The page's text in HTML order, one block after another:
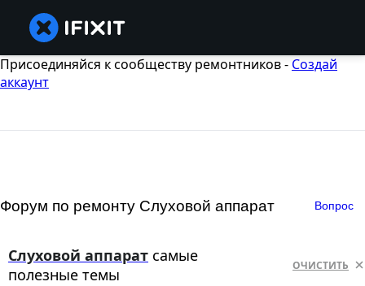
Присоединяйся к сообществу ремонтников - Создай
аккаунт
Форум по ремонту Слуховой аппарат Вопрос
Слуховой аппарат самые
полезные темы
ОЧИСТИТЬ